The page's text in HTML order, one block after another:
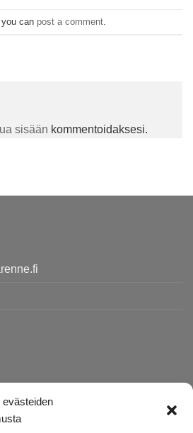
evästeiden
can post a comment
sisään kommentoidaksesi.